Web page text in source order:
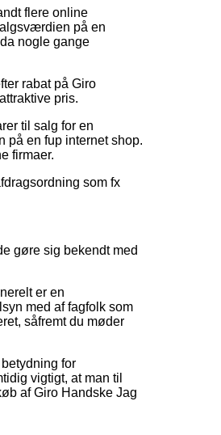
flere online
på en
nogle gange
rabat på Giro
pris.
til salg for en
på en fup internet shop.
firmaer.
som fx
gøre sig bekendt med
er en
med af fagfolk som
såfremt du møder
for
vigtigt, at man til
af Giro Handske Jag